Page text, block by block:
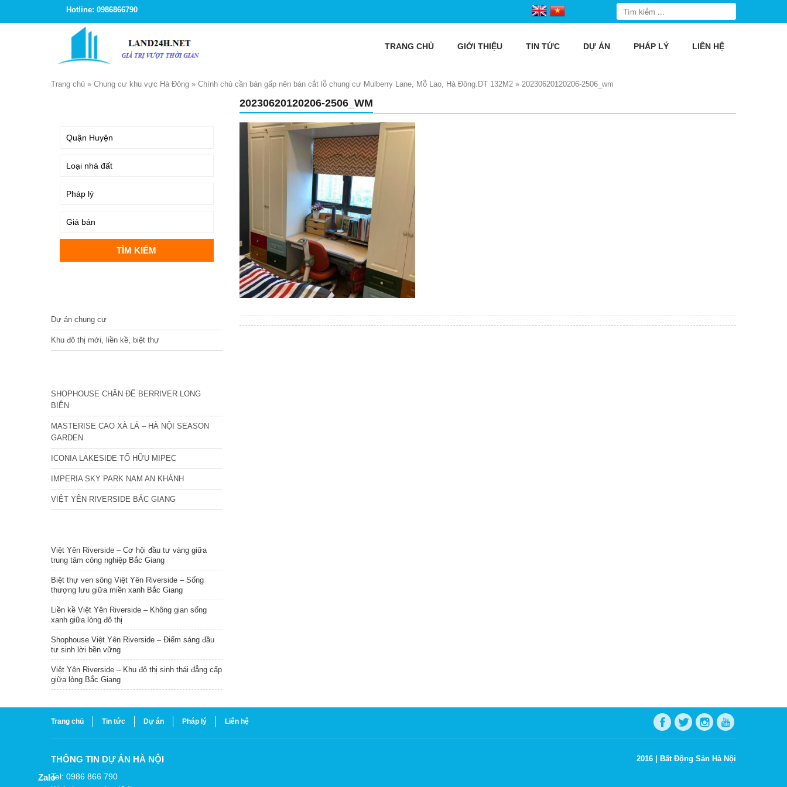
Hotline: 0986866790
TRANG CHỦ GIỚI THIỆU TIN TỨC DỰ ÁN PHÁP LÝ LIÊN HỆ
Trang chủ » Chung cư khu vực Hà Đông » Chính chủ cần bán gấp nên bán cắt lỗ chung cư Mulberry Lane, Mỗ Lao, Hà Đông.DT 132M2 » 20230620120206-2506_wm
20230620120206-2506_WM
Dự án chung cư
Khu đô thị mới, liền kề, biệt thự
SHOPHOUSE CHÂN ĐẾ BERRIVER LONG
BIÊN
MASTERISE CAO XÀ LÁ – HÀ NỘI SEASON
GARDEN
ICONIA LAKESIDE TỐ HỮU MIPEC
IMPERIA SKY PARK NAM AN KHÁNH
VIỆT YÊN RIVERSIDE BẮC GIANG
Việt Yên Riverside – Cơ hội đầu tư vàng giữa
trung tâm công nghiệp Bắc Giang
Biệt thự ven sông Việt Yên Riverside – Sống
thượng lưu giữa miền xanh Bắc Giang
Liền kề Việt Yên Riverside – Không gian sống
xanh giữa lòng đô thị
Shophouse Việt Yên Riverside – Điểm sáng đầu
tư sinh lời bền vững
Việt Yên Riverside – Khu đô thị sinh thái đẳng cấp
giữa lòng Bắc Giang
Trang chủ Tin tức Dự án Pháp lý Liên hệ
THÔNG TIN DỰ ÁN HÀ NỘI
Tel: 0986 866 790
2016 | Bất Động Sản Hà Nội
Zalo